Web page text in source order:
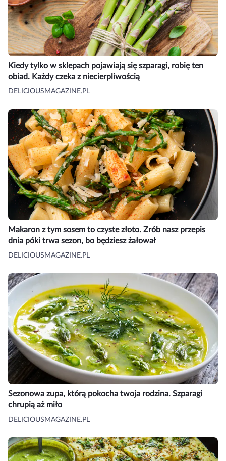
Kiedy tylko w sklepach pojawiają się szparagi, robię ten
obiad. Każdy czeka z niecierpliwością
DELICIOUSMAGAZINE.PL
Makaron z tym sosem to czyste złoto. Zrób nasz przepis
dnia póki trwa sezon, bo będziesz żałował
DELICIOUSMAGAZINE.PL
Sezonowa zupa, którą pokocha twoja rodzina. Szparagi
chrupią aż miło
DELICIOUSMAGAZINE.PL